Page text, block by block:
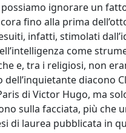
ignorare un
fino alla prima
infatti, stimolati
come
e, tra i religiosi, non
diacono
di Victor Hugo, ma
sulla facciata, più che
di laurea pubblicata in